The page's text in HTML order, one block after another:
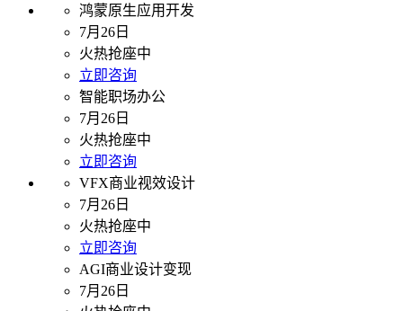
鸿蒙原生应用开发
7月26日
火热抢座中
立即咨询
智能职场办公
7月26日
火热抢座中
立即咨询
VFX商业视效设计
7月26日
火热抢座中
立即咨询
AGI商业设计变现
7月26日